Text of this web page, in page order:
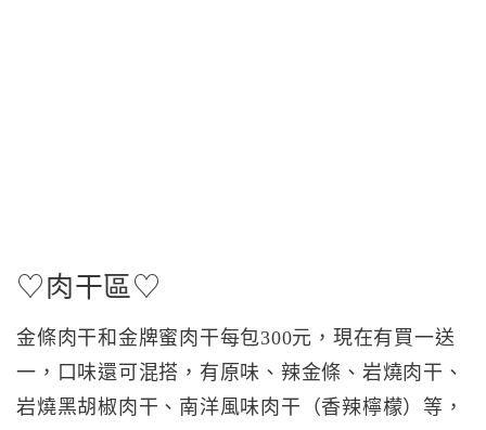
♡肉干區♡
金條肉干和金牌蜜肉干每包300元，現在有買一送
一，口味還可混搭，有原味、辣金條、岩燒肉干、
岩燒黑胡椒肉干、南洋風味肉干（香辣檸檬）等，